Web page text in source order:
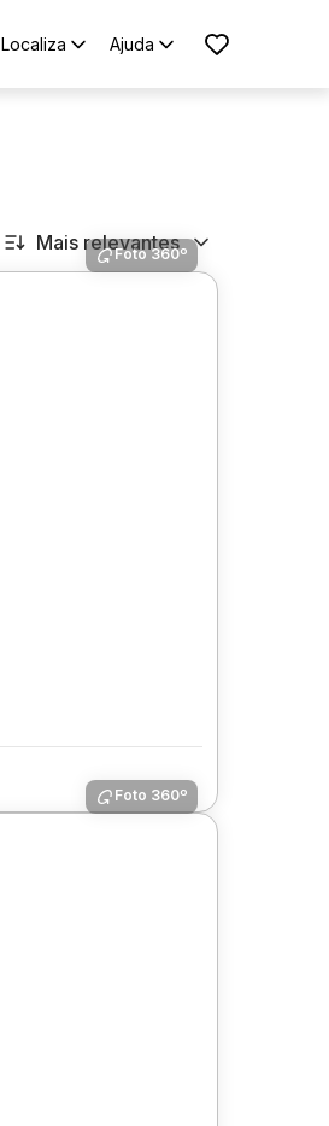
Localiza Ajuda
Mais relevantes
Foto 360º
Foto 360º